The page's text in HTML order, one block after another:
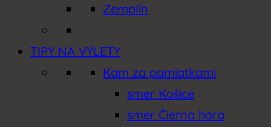
Zemplín
TIPY NA VÝLETY
Kam za pamiatkami
smer Košice
smer Čierna hora